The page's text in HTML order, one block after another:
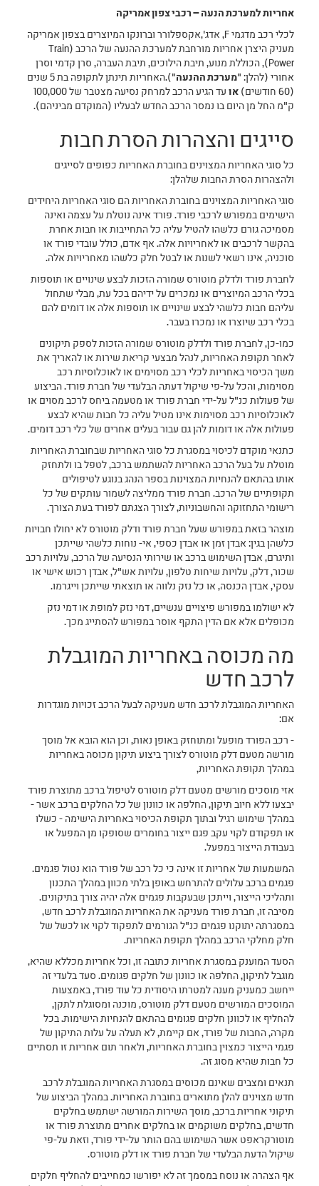
אחריות למערכת הנעה – רכבי צפון אמריקה
לכלי רכב מדגמי F, אדג',אקספלורר וברונקו המיוצרים בצפון אמריקה
מעניק היצרן אחריות מורחבת למערכת ההנעה של הרכב (Train
Power), הכוללת מנוע, תיבת הילוכים, תיבת העברה, סרן קדמי וסרן
אחורי (להלן: "מערכת ההנעה
").האחריות תינתן לתקופה בת 5 שנים
(60 חודשים)
או
עד הגיע הרכב למרחק נסיעה מצטבר של 100,000
ק"מ החל מן היום בו נמסר הרכב החדש לבעליו (המוקדם מביניהם).
סייגים והצהרות הסרת חבות
כל סוגי האחריות המצוינים בחוברת האחריות כפופים לסייגים
ולהצהרות הסרת החבות שלהלן:
סוגי האחריות המצוינים בחוברת האחריות הם סוגי האחריות היחידים
הישימים במפורש לרכבי פורד. פורד אינה נוטלת על עצמה ואינה
מסמיכה גורם כלשהו להטיל עליה כל התחייבות או חבות אחרת
בהקשר לרכבים או לאחריויות אלה. אף אדם, כולל עובדי פורד או
סוכניה, אינו רשאי לשנות או לבטל חלק כלשהו מאחריויות אלה.
לחברת פורד ולדלק מוטורס שמורה הזכות לבצע שינויים או תוספות
בכלי הרכב המיוצרים או נמכרים על ידיהם בכל עת, מבלי שתחול
עליהם חבות כלשהי לבצע שינויים או תוספות אלה או דומים להם
בכלי רכב שיוצרו או נמכרו בעבר.
כמו-כן, לחברת פורד ולדלק מוטורס שמורה הזכות לספק תיקונים
לאחר תקופת האחריות, לנהל מבצעי קריאת שירות או להאריך את
משך הכיסוי באחריות לכלי רכב מסוימים או לאוכלוסיות רכב
מסוימות, והכל על-פי שיקול דעתה הבלעדי של חברת פורד. הביצוע
של פעולות כנ"ל על-ידי חברת פורד או מטעמה ביחס לרכב מסוים או
לאוכלוסיות רכב מסוימות אינו מטיל עליה כל חבות שהיא לבצע
פעולות אלה או דומות להן גם עבור בעלים אחרים של כלי רכב דומים.
כתנאי מוקדם לכיסוי במסגרת כל סוגי האחריות שבחוברת האחריות
מוטלת על בעל הרכב האחריות להשתמש ברכב, לטפל בו ולתחזק
אותו בהתאם להנחיות המצוינות בספר הנהג בנוגע לטיפולים
תקופתיים של הרכב. חברת פורד ממליצה לשמור עותקים של כל
רישומי התחזוקה והחשבוניות, לצורך הצגתם לפורד בעת הצורך.
מוצהר בזאת במפורש שעל חברת פורד ודלק מוטורס לא יחולו חבויות
כלשהן בגין: אבדן זמן או אבדן כספי, אי- נוחות כלשהי שייתכן
ותיגרם, אבדן השימוש ברכב או שירותי הנסיעה של הרכב, עלויות רכב
שכור, דלק, עלויות שיחות טלפון, עלויות אש"ל, אבדן רכוש אישי או
עסקי, אבדן הכנסה, או כל נזק נלווה או תוצאתי שייתכן וייגרמו.
לא ישולמו במפורש פיצויים ענשיים, דמי נזק למופת או דמי נזק
מכופלים אלא אם הדין התקף אוסר במפורש להסתייג מכך.
מה מכוסה באחריות המוגבלת
לרכב חדש
האחריות המוגבלת לרכב חדש מעניקה לבעל הרכב זכויות מוגדרות
אם:
- רכב הפורד מופעל ומתוחזק באופן נאות, וכן הוא הובא אל מוסך
מורשה מטעם דלק מוטורס לצורך ביצוע תיקון מכוסה באחריות
במהלך תקופת האחריות,
אזי מוסכים מורשים מטעם דלק מוטורס לטיפול ברכב מתוצרת פורד
יבצעו ללא חיוב תיקון, החלפה או כוונון של כל החלקים ברכב אשר -
במהלך שימוש רגיל ובתוך תקופת הכיסוי באחריות הישימה - כשלו
או תפקודם לקוי עקב פגם ייצור בחומרים שסופקו מן המפעל או
בעבודת הייצור במפעל.
המשמעות של אחריות זו אינה כי כל רכב של פורד הוא נטול פגמים.
פגמים ברכב עלולים להתרחש באופן בלתי מכוון במהלך התכנון
ותהליכי הייצור, וייתכן שבעקבות פגמים אלה יהיה צורך בתיקונים.
מסיבה זו, חברת פורד מעניקה את האחריות המוגבלת לרכב חדש,
במסגרתה יתוקנו פגמים כנ"ל הגורמים לתפקוד לקוי או לכשל של
חלק מחלקי הרכב במהלך תקופת האחריות.
הסעד המוענק במסגרת אחריות כתובה זו, וכל אחריות מכללא שהיא,
מוגבל לתיקון, החלפה או כוונון של חלקים פגומים. סעד בלעדי זה
ייחשב כמעניק מענה למטרתו היסודית כל עוד פורד, באמצעות
המוסכים המורשים מטעם דלק מוטורס, מוכנה ומסוגלת לתקן,
להחליף או לכוונן חלקים פגומים בהתאם להנחיות הישימות. בכל
מקרה, החבות של פורד, אם קיימת, לא תעלה על עלות התיקון של
פגמי הייצור כמצוין בחוברת האחריות, ולאחר תום אחריות זו תסתיים
כל חבות שהיא מסוג זה.
תנאים ומצבים שאינם מכוסים במסגרת האחריות המוגבלת לרכב
חדש מצוינים להלן מתוארים בחוברת האחריות. במהלך הביצוע של
תיקוני אחריות ברכב, מוסך השירות המורשה ישתמש בחלקים
חדשים, בחלקים משוקמים או בחלקים אחרים מתוצרת פורד או
מוטורקראפט אשר השימוש בהם הותר על-ידי פורד, וזאת על-פי
שיקול הדעת הבלעדי של חברת פורד או דלק מוטורס.
אף הצהרה או נוסח במסמך זה לא יפורשו כמחייבים להחליף חלקים